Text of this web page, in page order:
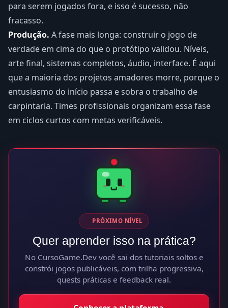
para serem jogados fora, e isso é sucesso, não
fracasso.
Produção. A fase mais longa: construir o jogo de
verdade em cima do que o protótipo validou. Níveis,
arte final, sistemas completos, áudio, interface. É aqui
que a maioria dos projetos amadores morre, porque o
entusiasmo do início passa e sobra o trabalho de
carpintaria. Times profissionais organizam essa fase
em ciclos curtos com metas verificáveis.
PRÓXIMO NÍVEL
Quer aprender isso na prática?
No CursoGame.Dev você sai dos tutoriais soltos e
constrói jogos publicáveis, com trilha progressiva,
quests práticas e feedback real.